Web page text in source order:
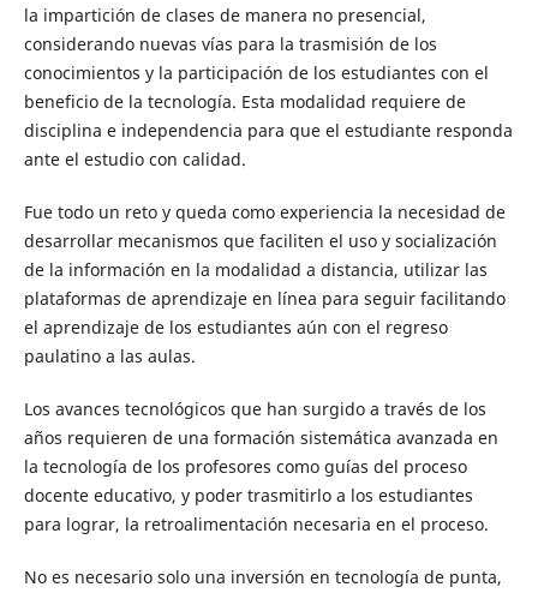
la impartición de clases de manera no presencial,
considerando nuevas vías para la trasmisión de los
conocimientos y la participación de los estudiantes con el
beneficio de la tecnología. Esta modalidad requiere de
disciplina e independencia para que el estudiante responda
ante el estudio con calidad.
Fue todo un reto y queda como experiencia la necesidad de
desarrollar mecanismos que faciliten el uso y socialización
de la información en la modalidad a distancia, utilizar las
plataformas de aprendizaje en línea para seguir facilitando
el aprendizaje de los estudiantes aún con el regreso
paulatino a las aulas.
Los avances tecnológicos que han surgido a través de los
años requieren de una formación sistemática avanzada en
la tecnología de los profesores como guías del proceso
docente educativo, y poder trasmitirlo a los estudiantes
para lograr, la retroalimentación necesaria en el proceso.
No es necesario solo una inversión en tecnología de punta,